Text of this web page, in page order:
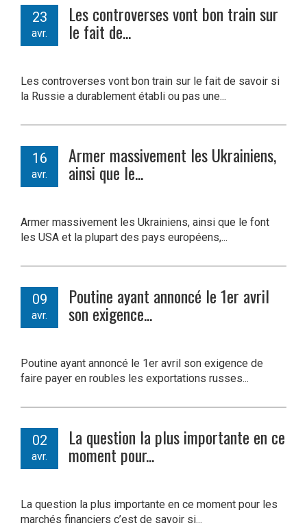
23
avr.
Les controverses vont bon train sur
le fait de...
Les controverses vont bon train sur le fait de savoir si
la Russie a durablement établi ou pas une...
16
avr.
Armer massivement les Ukrainiens,
ainsi que le...
Armer massivement les Ukrainiens, ainsi que le font
les USA et la plupart des pays européens,...
09
avr.
Poutine ayant annoncé le 1er avril
son exigence...
Poutine ayant annoncé le 1er avril son exigence de
faire payer en roubles les exportations russes...
02
avr.
La question la plus importante en ce
moment pour...
La question la plus importante en ce moment pour les
marchés financiers c’est de savoir si...